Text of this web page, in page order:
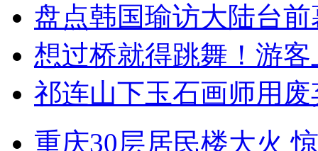
盘点韩国瑜访大陆台
想过桥就得跳舞！游客
祁连山下玉石画师用
重庆30层居民楼大火